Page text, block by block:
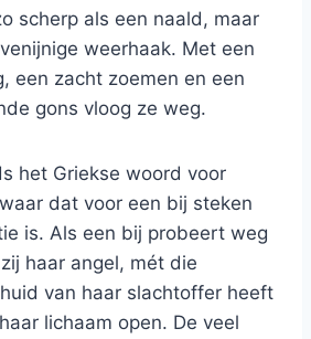
scherp als een naald, maar
weerhaak. Met een
een zacht zoemen en een
gons vloog ze weg.
het Griekse woord voor
dat voor een bij steken
is. Als een bij probeert weg
haar angel, mét die
van haar slachtoffer heeft
lichaam open. De veel